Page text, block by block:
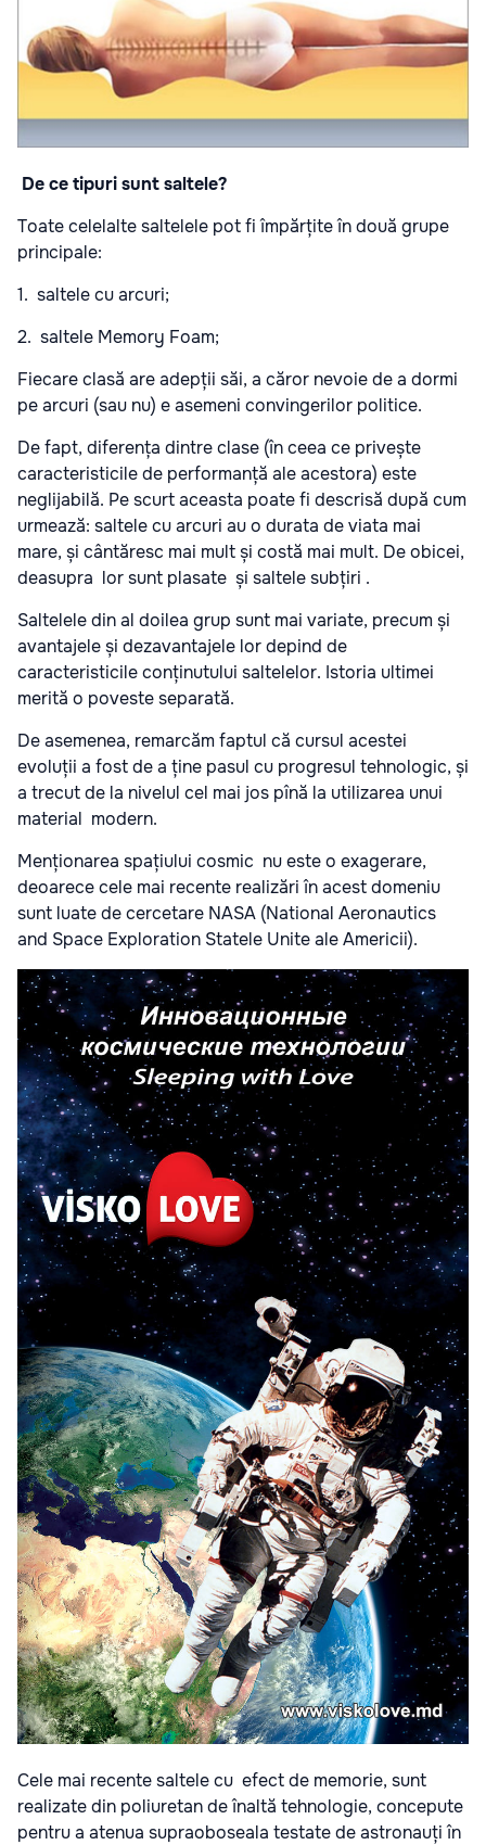
De ce tipuri sunt saltele?
Toate celelalte saltelele pot fi împărțite în două grupe
principale:
1. saltele cu arcuri;
2. saltele Memory Foam;
Fiecare clasă are adepții săi, a căror nevoie de a dormi
pe arcuri (sau nu) e asemeni convingerilor politice.
De fapt, diferența dintre clase (în ceea ce privește
caracteristicile de performanță ale acestora) este
neglijabilă. Pe scurt aceasta poate fi descrisă după cum
urmează: saltele cu arcuri au o durata de viata mai
mare, și cântăresc mai mult și costă mai mult. De obicei,
deasupra lor sunt plasate și saltele subțiri .
Saltelele din al doilea grup sunt mai variate, precum și
avantajele și dezavantajele lor depind de
caracteristicile conținutului saltelelor. Istoria ultimei
merită o poveste separată.
De asemenea, remarcăm faptul că cursul acestei
evoluții a fost de a ține pasul cu progresul tehnologic, și
a trecut de la nivelul cel mai jos pînă la utilizarea unui
material modern.
Menționarea spațiului cosmic nu este o exagerare,
deoarece cele mai recente realizări în acest domeniu
sunt luate de cercetare NASA (National Aeronautics
and Space Exploration Statele Unite ale Americii).
Cele mai recente saltele cu efect de memorie, sunt
realizate din poliuretan de înaltă tehnologie, concepute
pentru a atenua supraoboseala testate de astronauți în